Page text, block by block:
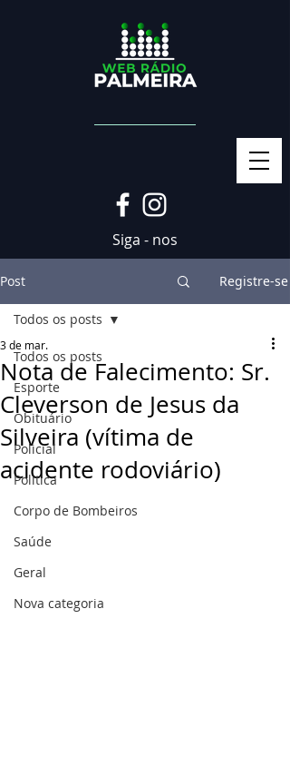
Siga - nos
Post Registre-se
Todos os posts
Esporte
Obituário
Policial
Politica
Corpo de Bombeiros
Saúde
Geral
Nova categoria
Todos os posts
Nota de Falecimento: Sr.
Cleverson de Jesus da
Silveira (vítima de
acidente rodoviário)
3 de mar.